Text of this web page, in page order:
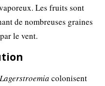
Les fruits sont
de nombreuses graines
le vent.
Lagerstroemia colonisent